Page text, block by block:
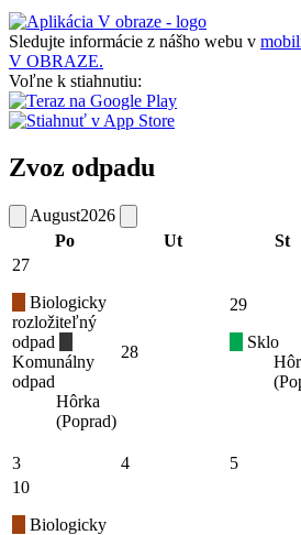
Sledujte informácie z nášho webu v
V OBRAZE.
Voľne k stiahnutiu:
Zvoz odpadu
August2026
Po
Ut St
27
Biologicky
rozložiteľný
odpad
Komunálny
odpad
Hôrka
(Poprad)
28
29
Sklo
3 4 5
10
Biologicky